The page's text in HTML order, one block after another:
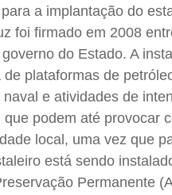
a implantação do
foi firmado em 2008
do Estado. A
de plataformas de
e atividades de
que podem até provocar
local, uma vez que
está sendo
Permanente